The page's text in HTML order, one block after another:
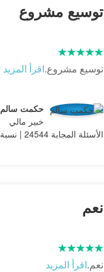
توسيع مشروع
توسيع مشروع.اقرأ المزيد
حكمت سالم
خبير مالي
الأسئلة المجابة 24544 | نسبة الرضا 97.7%
نعم
نعم.اقرأ المزيد